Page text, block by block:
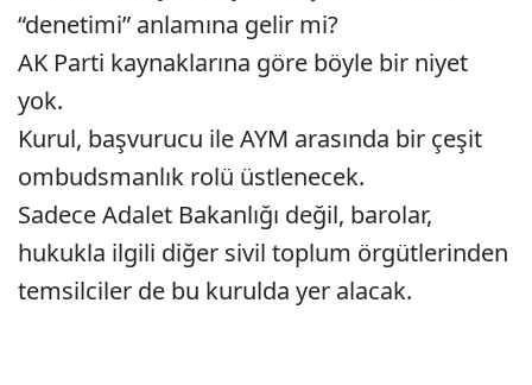
“denetimi” anlamına gelir mi?
AK Parti kaynaklarına göre böyle bir niyet
yok.
Kurul, başvurucu ile AYM arasında bir çeşit
ombudsmanlık rolü üstlenecek.
Sadece Adalet Bakanlığı değil, barolar,
hukukla ilgili diğer sivil toplum örgütlerinden
temsilciler de bu kurulda yer alacak.